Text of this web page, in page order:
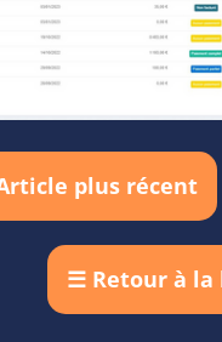
plus récent
☰ Retour à